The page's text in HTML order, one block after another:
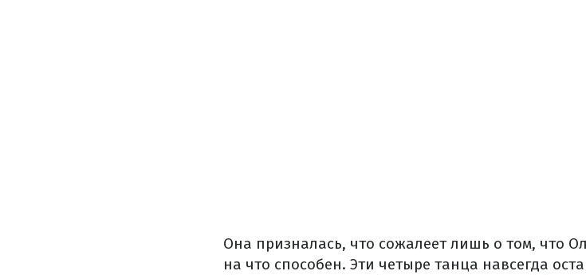
Она призналась, что сожалеет лишь о том, что
на что способен. Эти четыре танца навсегда